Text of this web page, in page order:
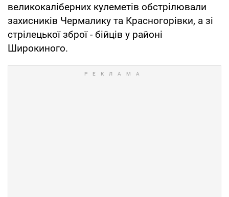
великокаліберних кулеметів обстрілювали
захисників Чермалику та Красногорівки, а зі
стрілецької зброї - бійців у районі
Широкиного.